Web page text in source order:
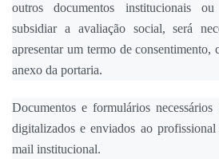
outros documentos institucionais
subsidiar a avaliação social, será
apresentar um termo de consentimento,
anexo da portaria.
Documentos e formulários
digitalizados e enviados ao
mail institucional.